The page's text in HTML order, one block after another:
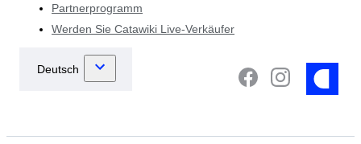
Partnerprogramm
Werden Sie Catawiki Live-Verkäufer